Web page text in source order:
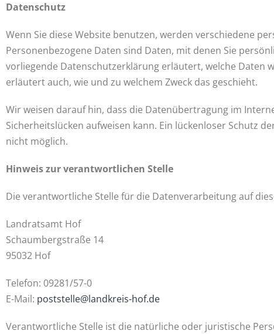
Datenschutz
Wenn Sie diese Website benutzen, werden verschiedene
Personenbezogene Daten sind Daten, mit denen Sie
vorliegende Datenschutzerklärung erläutert, welche Daten
erläutert auch, wie und zu welchem Zweck das geschieht.
Wir weisen darauf hin, dass die Datenübertragung im
Sicherheitslücken aufweisen kann. Ein lückenloser Schutz
nicht möglich.
Hinweis zur verantwortlichen Stelle
Die verantwortliche Stelle für die Datenverarbeitung auf
Landratsamt Hof
Schaumbergstraße 14
95032 Hof
Telefon: 09281/57-0
E-Mail: poststelle@landkreis-hof.de
Verantwortliche Stelle ist die natürliche oder juristische